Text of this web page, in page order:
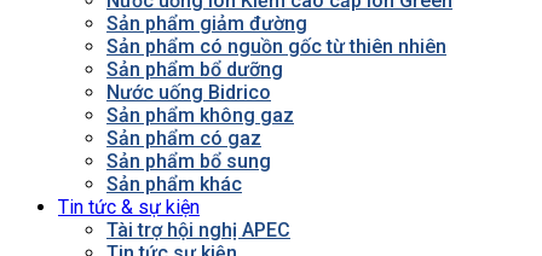
Sản phẩm giảm đường
Sản phẩm có nguồn gốc từ thiên nhiên
Sản phẩm bổ dưỡng
Nước uống Bidrico
Sản phẩm không gaz
Sản phẩm có gaz
Sản phẩm bổ sung
Sản phẩm khác
Tin tức & sự kiện
Tài trợ hội nghị APEC